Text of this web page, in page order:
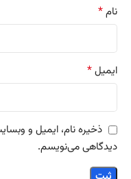
نام*
ایمیل*
ذخیره نام، ایمیل و
دیدگاهی می‌نویسم.